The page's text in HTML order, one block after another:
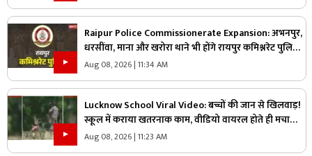
Raipur Police Commissionerate Expansion: अभनपुर,
धरसींवा, माना और खरोरा थाने भी होंगे रायपुर कमिश्नरेट पुलिस
में शामिल!.. किसने कहा, ‘यहां अफसर ज्यादा, जवान काम?’.. पढ़ें
Aug 08, 2026 | 11:34 AM
Lucknow School Viral Video: बच्चों की जान से खिलवाड़!
स्कूल में कराया खतरनाक काम, वीडियो वायरल होते ही मचा
हड़कंप
Aug 08, 2026 | 11:23 AM